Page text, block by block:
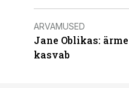
ARVAMUSED
Jane Oblikas:
kasvab